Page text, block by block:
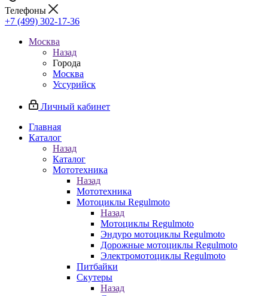
Телефоны
+7 (499) 302-17-36
Москва
Назад
Города
Москва
Уссурийск
Личный кабинет
Главная
Каталог
Назад
Каталог
Мототехника
Назад
Мототехника
Мотоциклы Regulmoto
Назад
Мотоциклы Regulmoto
Эндуро мотоциклы Regulmoto
Дорожные мотоциклы Regulmoto
Электромотоциклы Regulmoto
Питбайки
Скутеры
Назад